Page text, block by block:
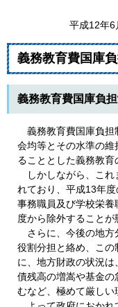
平成12年6
義務教育費国庫
義務教育費国庫負
義務教育費国庫負担
会均等とその水準の
ることとした義務教育
しかしながら、これ
れており、平成13年
事務職員及び学校栄養
度から除外することが
さらに、今後の地方
役割分担と絡め、この
に、地方財政の状況
債残高の増嵩や基金
むなど、極めて厳しい